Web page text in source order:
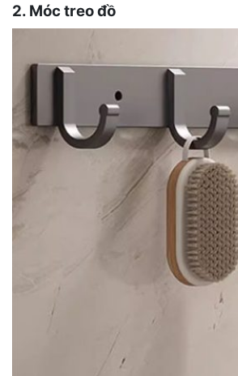
2. Móc treo đồ